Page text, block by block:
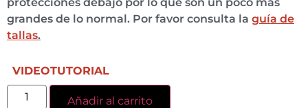
grandes de lo normal. Por favor consulta la guía de
tallas.
VIDEOTUTORIAL
Añadir al carrito